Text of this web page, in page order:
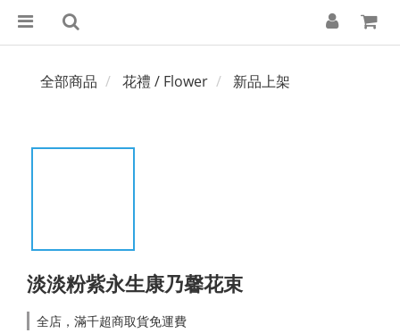
全部商品 花禮 / Flower 新品上架
淡淡粉紫永生康乃馨花束
全店，滿千超商取貨免運費